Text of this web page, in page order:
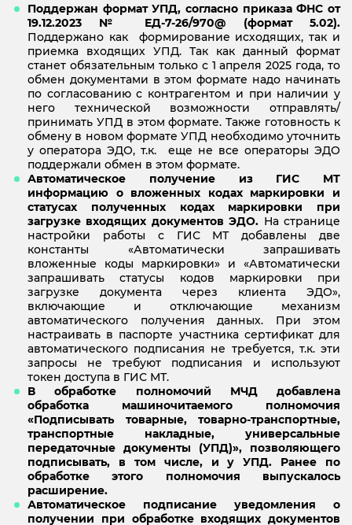
Поддержан формат УПД, согласно приказа ФНС от
19.12.2023 № ЕД-7-26/970@ (формат 5.02).
Поддержано как формирование исходящих, так и
приемка входящих УПД. Так как данный формат
станет обязательным только с 1 апреля 2025 года, то
обмен документами в этом формате надо начинать
по согласованию с контрагентом и при наличии у
него технической возможности отправлять/
принимать УПД в этом формате. Также готовность к
обмену в новом формате УПД необходимо уточнить
у оператора ЭДО, т.к. еще не все операторы ЭДО
поддержали обмен в этом формате.
Автоматическое получение из ГИС МТ
информацию о вложенных кодах маркировки и
статусах полученных кодах маркировки при
загрузке входящих документов ЭДО. На странице
настройки работы с ГИС МТ добавлены две
константы «Автоматически запрашивать
вложенные коды маркировки» и «Автоматически
запрашивать статусы кодов маркировки при
загрузке документа через клиента ЭДО»,
включающие и отключающие механизм
автоматического получения данных. При этом
настраивать в паспорте участника сертификат для
автоматического подписания не требуется, т.к. эти
запросы не требуют подписания и используют
токен доступа в ГИС МТ.
В обработке полномочий МЧД добавлена
обработка машиночитаемого полномочия
«Подписывать товарные, товарно-транспортные,
транспортные накладные, универсальные
передаточные документы (УПД)», позволяющего
подписывать, в том числе, и у УПД. Ранее по
обработке этого полномочия выпускалось
расширение.
Автоматическое подписание уведомления о
получении при обработке входящих документов